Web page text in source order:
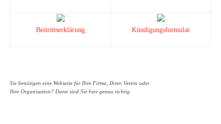
Beitrittserklärung Kündigungsformular
Sie benötigen eine Webseite für Ihre Firma, Ihren Verein oder
Ihre Organisation? Dann sind Sie hier genau richtig.